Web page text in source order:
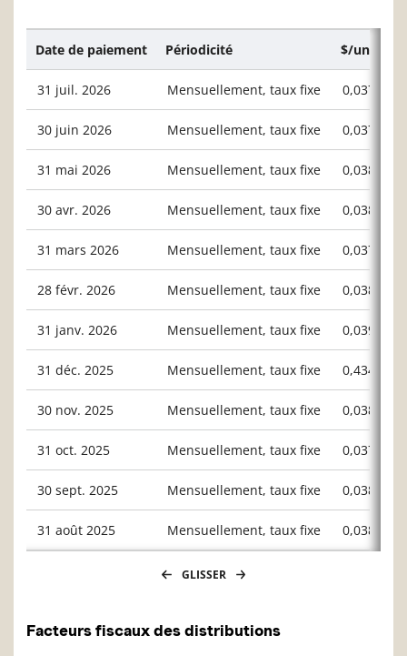
Date de paiement Périodicité $/unité
31 juil. 2026 Mensuellement, taux fixe 0,03778
30 juin 2026 Mensuellement, taux fixe 0,03736
31 mai 2026 Mensuellement, taux fixe 0,03847
30 avr. 2026 Mensuellement, taux fixe 0,03894
31 mars 2026 Mensuellement, taux fixe 0,03798
28 févr. 2026 Mensuellement, taux fixe 0,03886
31 janv. 2026 Mensuellement, taux fixe 0,03914
31 déc. 2025 Mensuellement, taux fixe 0,43497
30 nov. 2025 Mensuellement, taux fixe 0,03802
31 oct. 2025 Mensuellement, taux fixe 0,03783
30 sept. 2025 Mensuellement, taux fixe 0,03809
31 août 2025 Mensuellement, taux fixe 0,03860
GLISSER
Facteurs fiscaux des distributions